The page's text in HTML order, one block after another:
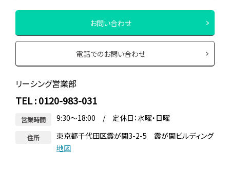
お問い合わせ
電話でのお問い合わせ
リーシング営業部
TEL : 0120-983-031
営業時間 9:30～18:00 / 定休日：水曜・日曜
住所
東京都千代田区霞が関3-2-5 霞が関ビルディング
地図